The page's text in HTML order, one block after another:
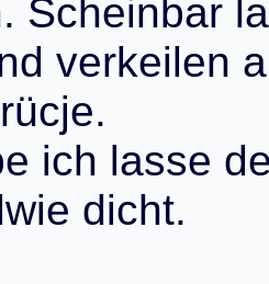
. Scheinbar la
d verkeilen a
rücje.
e ich lasse d
wie dicht.